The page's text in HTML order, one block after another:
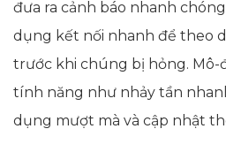
đưa ra cảnh báo nhanh
dụng kết nối nhanh để theo
trước khi chúng bị hỏng.
tính năng như nhảy tần
dụng mượt mà và cập nhật